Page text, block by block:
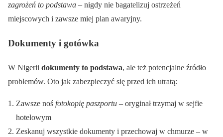
zagrożeń to podstawa – nigdy nie bagatelizuj ostrzeżeń
miejscowych i zawsze miej plan awaryjny.
Dokumenty i gotówka
W Nigerii dokumenty to podstawa, ale też potencjalne źródło
problemów. Oto jak zabezpieczyć się przed ich utratą:
Zawsze noś fotokopię paszportu – oryginał trzymaj w sejfie
hotelowym
Zeskanuj wszystkie dokumenty i przechowaj w chmurze – w